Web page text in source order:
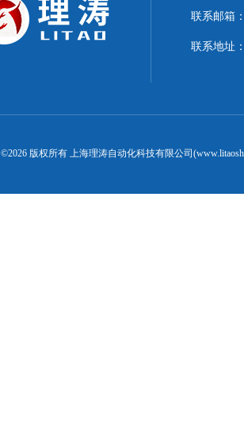
联系邮箱
联系地址
©2026 版权所有 上海理涛自动化科技有限公司